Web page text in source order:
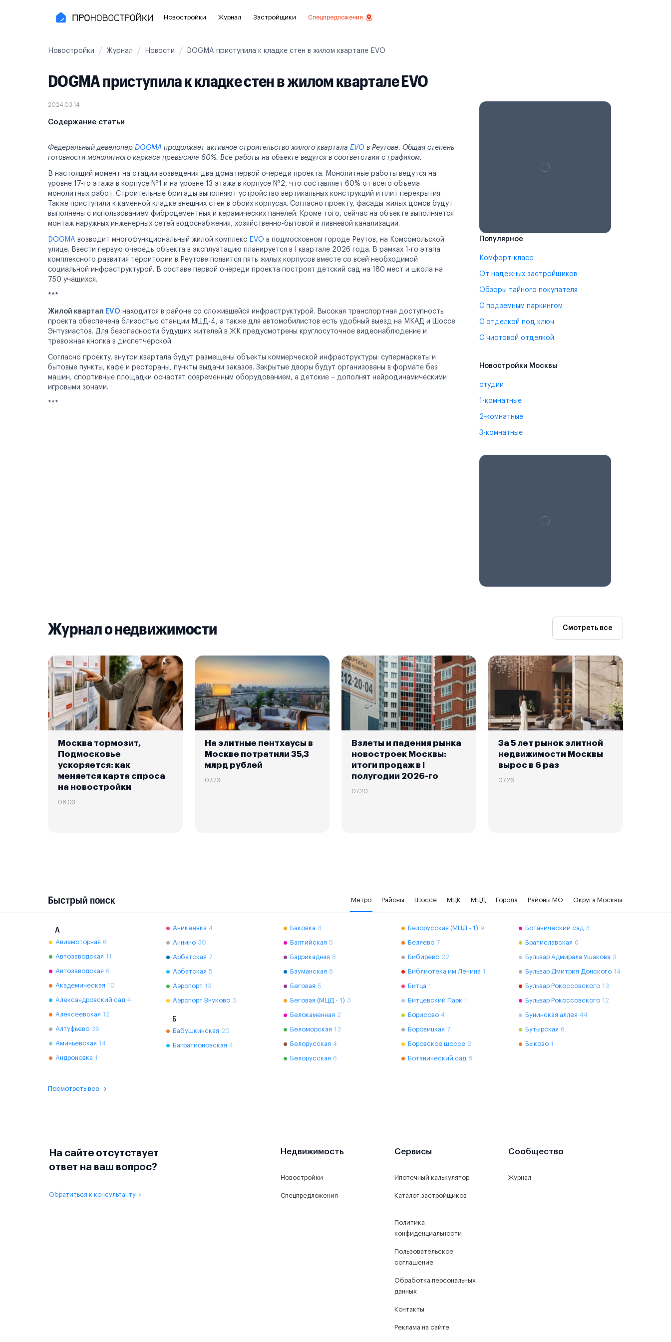
Новостройки
Новостройки в Москве Для инвестиций
Рядом с МЦК
Рядом с метро
На карте
Апартаменты
3-8 млн ₽ 8-14 млн ₽ от 14 млн ₽
Реклама на сайте
Журнал Застройщики Спецпредложения
Новостройки Журнал Новости DOGMA приступила к кладке стен в жилом квартале EVO
DOGMA приступила к кладке стен в жилом квартале EVO
2024.03.14
Содержание статьи
Федеральный девелопер DOGMA продолжает активное строительство жилого квартала EVO в Реутове. Общая степень
готовности монолитного каркаса превысила 60%. Все работы на объекте ведутся в соответствии с графиком.
В настоящий момент на стадии возведения два дома первой очереди проекта. Монолитные работы ведутся на
уровне 17-го этажа в корпусе №1 и на уровне 13 этажа в корпусе №2, что составляет 60% от всего объема
монолитных работ. Строительные бригады выполняют устройство вертикальных конструкций и плит перекрытия.
Также приступили к каменной кладке внешних стен в обоих корпусах. Согласно проекту, фасады жилых домов будут
выполнены с использованием фиброцементных и керамических панелей. Кроме того, сейчас на объекте выполняется
монтаж наружных инженерных сетей водоснабжения, хозяйственно-бытовой и ливневой канализации.
DOGMA возводит многофункциональный жилой комплекс EVO в подмосковном городе Реутов, на Комсомольской
улице. Ввести первую очередь объекта в эксплуатацию планируется в I квартале 2026 года. В рамках 1-го этапа
комплексного развития территории в Реутове появится пять жилых корпусов вместе со всей необходимой
социальной инфраструктурой. В составе первой очереди проекта построят детский сад на 180 мест и школа на
750 учащихся.
***
Жилой квартал EVO находится в районе со сложившейся инфраструктурой. Высокая транспортная доступность
проекта обеспечена близостью станции МЦД-4, а также для автомобилистов есть удобный выезд на МКАД и Шоссе
Энтузиастов. Для безопасности будущих жителей в ЖК предусмотрены круглосуточное видеонаблюдение и
тревожная кнопка в диспетчерской.
Согласно проекту, внутри квартала будут размещены объекты коммерческой инфраструктуры: супермаркеты и
бытовые пункты, кафе и рестораны, пункты выдачи заказов. Закрытые дворы будут организованы в формате без
машин, спортивные площадки оснастят современным оборудованием, а детские – дополнят нейродинамическими
игровыми зонами.
***
Популярное
Комфорт-класс
От надежных застройщиков
Обзоры тайного покупателя
С подземным паркингом
С отделкой под ключ
С чистовой отделкой
Новостройки Москвы
студии
1-комнатные
2-комнатные
3-комнатные
Журнал о недвижимости Смотреть все
Москва тормозит,
Подмосковье
ускоряется: как
меняется карта спроса
на новостройки
08.03
На элитные пентхаусы в
Москве потратили 35,3
млрд рублей
07.23
Взлеты и падения рынка
новостроек Москвы:
итоги продаж в I
полугодии 2026-го
07.20
За 5 лет рынок элитной
недвижимости Москвы
вырос в 6 раз
07.26
Быстрый поиск Метро Районы Шоссе МЦК МЦД Города Районы МО Округа Москвы
А
Авиамоторная 6
Автозаводская 11
Автозаводская 6
Академическая 10
Александровский сад 4
Алексеевская 12
Алтуфьево 36
Аминьевская 14
Андроновка 1
Аникеевка 4
Аннино 30
Арбатская 7
Арбатская 5
Аэропорт 13
Аэропорт Внуково 3
Б
Бабушкинская 20
Багратионовская 4
Баковка 3
Балтийская 5
Баррикадная 8
Бауманская 8
Беговая 5
Беговая (МЦД - 1) 3
Белокаменная 2
Беломорская 13
Белорусская 4
Белорусская 6
Белорусская (МЦД - 1) 9
Беляево 7
Бибирево 22
Библиотека им.Ленина 1
Битца 1
Битцевский Парк 1
Борисово 4
Боровицкая 7
Боровское шоссе 2
Ботанический сад 8
Ботанический сад 3
Братиславская 6
Бульвар Адмирала Ушакова 3
Бульвар Дмитрия Донского 14
Бульвар Рокоссовского 13
Бульвар Рокоссовского 12
Бунинская аллея 44
Бутырская 6
Быково 1
Посмотреть все
На сайте отсутствует
ответ на ваш вопрос?
Обратиться к консультанту
Недвижимость
Новостройки
Спецпредложения
Сервисы
Ипотечный калькулятор
Каталог застройщиков
Политика
конфиденциальности
Пользовательское
соглашение
Обработка персональных
данных
Контакты
Реклама на сайте
Сообщество
Журнал